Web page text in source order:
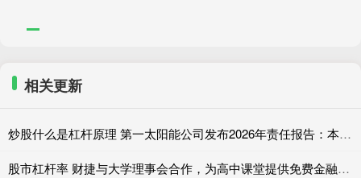
相关更新
炒股什么是杠杆原理 第一太阳能公司发布2026年责任报告：本土制造创造多重价值
股市杠杆率 财捷与大学理事会合作，为高中课堂提供免费金融工具与资源